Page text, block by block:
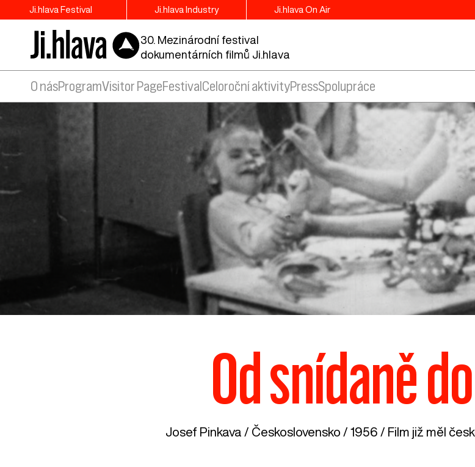
Ji.hlava Festival Ji.hlava Industry Ji.hlava On Air
30. Mezinárodní festival
dokumentárních filmů Ji.hlava
O násProgramVisitor PageFestival Celoroční aktivityPressSpolupráce
Od snídaně
Josef Pinkava / Československo / 1956 / Film již měl